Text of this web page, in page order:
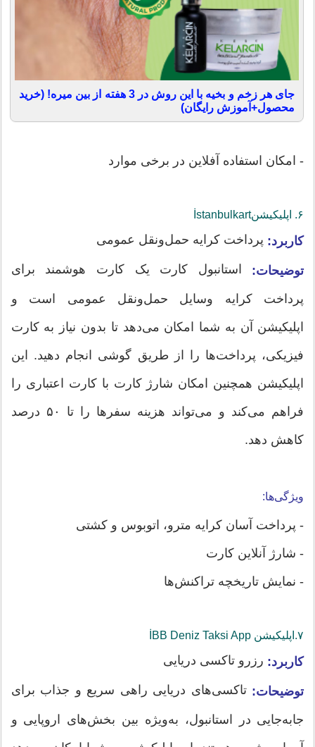
جای هر زخم و بخیه با این روش در 3 هفته از بین میره! (خرید
محصول+آموزش رایگان)
- امکان استفاده آفلاین در برخی موارد
۶. اپلیکیشن‌İstanbulkart
کاربرد: پرداخت کرایه حمل‌ونقل عمومی
توضیحات: استانبول کارت یک کارت هوشمند برای
پرداخت کرایه وسایل حمل‌ونقل عمومی است و
اپلیکیشن آن به شما امکان می‌دهد تا بدون نیاز به کارت
فیزیکی، پرداخت‌ها را از طریق گوشی انجام دهید. این
اپلیکیشن همچنین امکان شارژ کارت با کارت اعتباری را
فراهم می‌کند و می‌تواند هزینه سفرها را تا ۵۰ درصد
کاهش دهد.
ویژگی‌ها:
- پرداخت آسان کرایه مترو، اتوبوس و کشتی
- شارژ آنلاین کارت
- نمایش تاریخچه تراکنش‌ها
۷.اپلیکیشن‌ İBB Deniz Taksi App
کاربرد: رزرو تاکسی دریایی
توضیحات: تاکسی‌های دریایی راهی سریع و جذاب برای
جابه‌جایی در استانبول، به‌ویژه بین بخش‌های اروپایی و